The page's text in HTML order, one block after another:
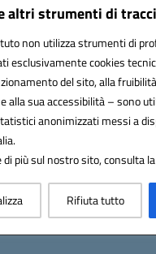
altri strumenti di
non utilizza strumenti di
esclusivamente cookies
del sito, alla
alla sua accessibilità – sono
anonimizzati messi a
di più sul nostro sito, consulta
Rifiuta tutto